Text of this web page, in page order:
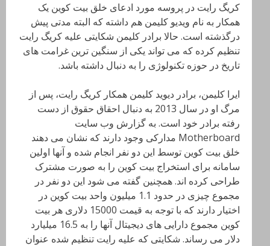
کریگ رایت در پروسه مورد ادعای خلق بیت کوین یک
همکار به نام ویدیو کلیمن هم داشته که البته مدتی پیش
درگذشته است. حالا برادر کلیمن شکایتی علیه کریگ رایت
تنظیم کرده که می تواند یکی از سنگین ترین غرامت های
تاریخ در حوزه تکنولوژی را به دنبال داشته باشد.
ایرا کلیمن، برادر دیوید کلیمن همکار کریگ رایت، پس از
مرگ او در سال 2013 به دنبال احقاق حقوق از دست
رفته برادر خود است. به گزارش وب سایت
Motherboard مدارکی وجود دارند که نشان می دهند
خلق بیت کوین توسط این دو نفر انجام شده و آنها اولین
سامانه برای استخراج بیت کوین را به صورت مشترک
طراحی کرده اند. همچنین گفته می شود این دو نفر در
مجموع چیزی در حدود 1.1 میلیون واحد بیت کوین در
اختیار دارند که با توجه به قیمت 15000 دلاری هر بیت
کوین مجموع دارایی های دیجیتال آنها را به 16.5 میلیارد
دلار می رساند. شکایتی که علیه رایت تنظیم شده عنوان